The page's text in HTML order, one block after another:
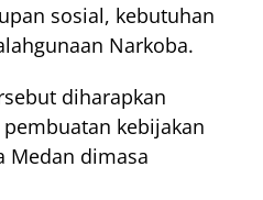
sosial, kebutuhan
Narkoba.
diharapkan
kebijakan
Medan dimasa